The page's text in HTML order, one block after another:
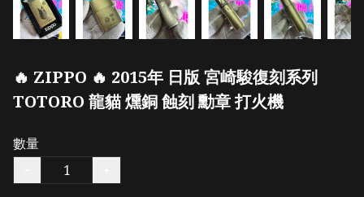
🔥 ZIPPO 🔥 2015年 日版 宮崎駿復刻系列
TOTORO 龍貓 燻銅 蝕刻 勳章 打火機
數量